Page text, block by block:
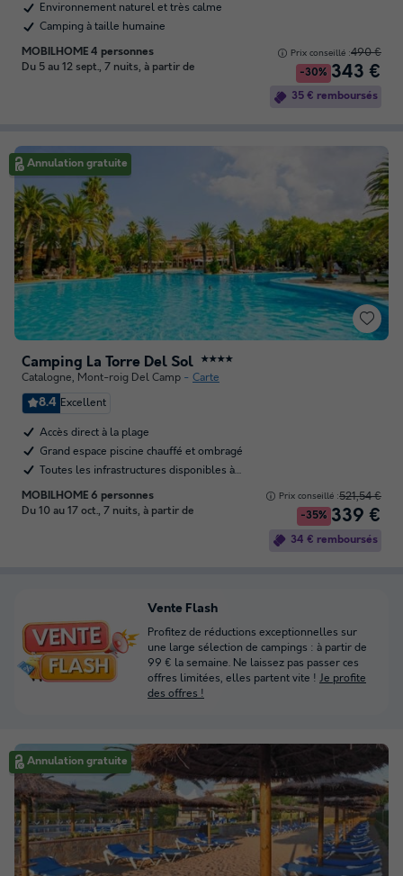
Environnement naturel et très calme
Camping à taille humaine
MOBILHOME 4 personnes
Du 5 au 12 sept., 7 nuits, à partir de
Prix conseillé :490 €
-30% 343 €
35 € remboursés
Annulation gratuite
Camping La Torre Del Sol ★★★★
Catalogne, Mont-roig Del Camp Carte
8.4 Excellent
Accès direct à la plage
Grand espace piscine chauffé et ombragé
Toutes les infrastructures disponibles à…
MOBILHOME 6 personnes
Du 10 au 17 oct., 7 nuits, à partir de
Prix conseillé :521,54 €
-35% 339 €
34 € remboursés
Annulation gratuite
Vente Flash
Profitez de réductions exceptionnelles sur
une large sélection de campings : à partir de
99 € la semaine. Ne laissez pas passer ces
offres limitées, elles partent vite ! Je profite
des offres !